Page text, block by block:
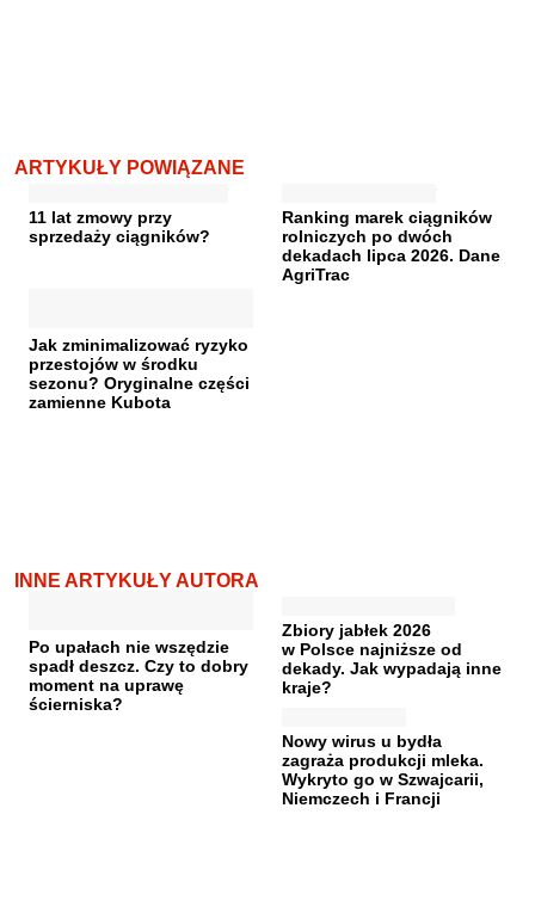
ARTYKUŁY POWIĄZANE
11 lat zmowy przy
sprzedaży ciągników?
Ranking marek ciągników
rolniczych po dwóch
dekadach lipca 2026. Dane
AgriTrac
Jak zminimalizować ryzyko
przestojów w środku
sezonu? Oryginalne części
zamienne Kubota
INNE ARTYKUŁY AUTORA
Po upałach nie wszędzie
spadł deszcz. Czy to dobry
moment na uprawę
ścierniska?
Zbiory jabłek 2026
w Polsce najniższe od
dekady. Jak wypadają inne
kraje?
Nowy wirus u bydła
zagraża produkcji mleka.
Wykryto go w Szwajcarii,
Niemczech i Francji